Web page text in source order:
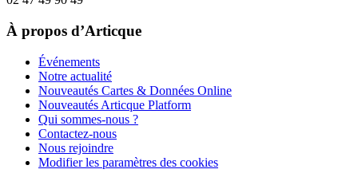
À propos d’Articque
Événements
Notre actualité
Nouveautés Cartes & Données Online
Nouveautés Articque Platform
Qui sommes-nous ?
Contactez-nous
Nous rejoindre
Modifier les paramètres des cookies